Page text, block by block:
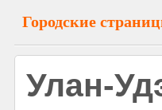
Городские
Улан-